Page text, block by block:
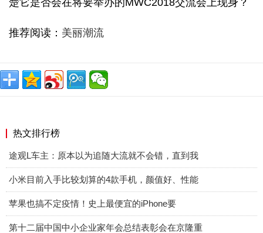
推荐阅读： 美丽潮流
热文排行榜
途观L车主：原本以为追随大流就不会错，直到我
小米目前入手比较划算的4款手机，颜值好、性能
苹果也搞不定疫情！史上最便宜的iPhone要
第十二届中国中小企业家年会总结表彰会在京隆重